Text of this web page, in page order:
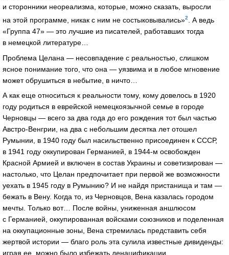
и сторонники неореализма, которые, можно сказать, выросли
на этой программе, никак с ним не состыковывались»2
. А ведь
«Группа 47» — это лучшие из писателей, работавших тогда
в немецкой литературе…
Проблема Целана — несовпадение с реальностью, слишком
ясное понимание того, что она — уязвима и в любое мгновение
может обрушиться в небытие, в ничто…
А как еще относиться к реальности тому, кому довелось в 1920
году родиться в еврейской немецкоязычной семье в городе
Черновцы — всего за два года до его рождения тот был частью
Австро-Венгрии, на два с небольшим десятка лет отошел
Румынии, в 1940 году был насильственно присоединен к СССР,
в 1941 году оккупирован Германией, в 1944-м освобожден
Красной Армией и включен в состав Украины и советизирован —
настолько, что Целан предпочитает при первой же возможности
уехать в 1945 году в Румынию? И не найдя пристанища и там —
бежать в Вену. Когда то, из Черновцов, Вена казалась городом
мечты. Только вот… После войны, униженная аншлюсом
с Германией, оккупированная войсками союзников и поделенная
на оккупационные зоны, Вена стремилась представить себя
жертвой истории — благо роль эта сулила известные дивиденды:
играя ее, можно было избежать денацификации